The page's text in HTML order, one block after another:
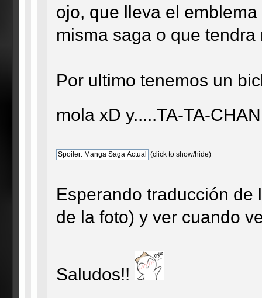
ojo, que lleva el
misma saga o que
Por ultimo tenemos un
mola xD y.....TA-TA-
(click to show/hide)
Esperando traducción de
de la foto) y ver cuando
Saludos!!